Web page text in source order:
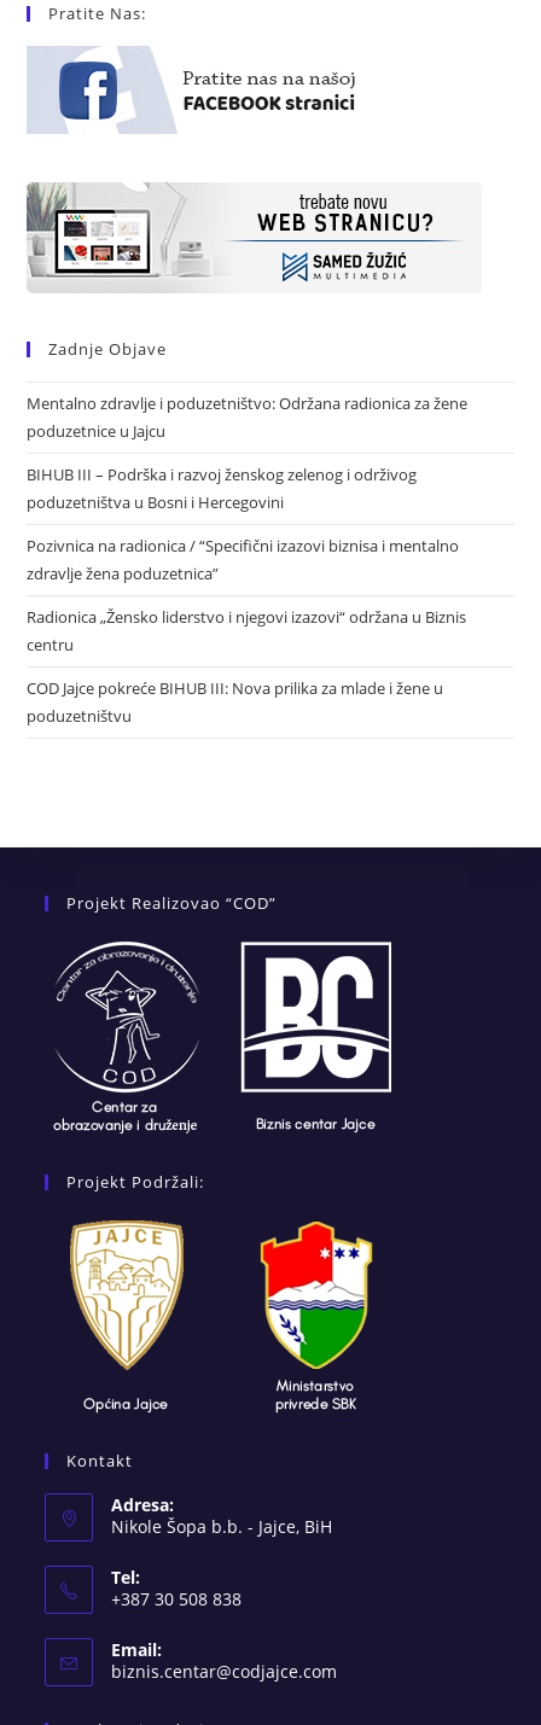
Pratite Nas:
Zadnje Objave
Mentalno zdravlje i poduzetništvo: Održana radionica za žene
poduzetnice u Jajcu
BIHUB III – Podrška i razvoj ženskog zelenog i održivog
poduzetništva u Bosni i Hercegovini
Pozivnica na radionica / “Specifični izazovi biznisa i mentalno
zdravlje žena poduzetnica”
Radionica „Žensko liderstvo i njegovi izazovi“ održana u Biznis
centru
COD Jajce pokreće BIHUB III: Nova prilika za mlade i žene u
poduzetništvu
Projekt Realizovao “COD”
Projekt Podržali:
Kontakt
Adresa:
Nikole Šopa b.b. - Jajce, BiH
Tel:
+387 30 508 838
Email:
biznis.centar@codjajce.com